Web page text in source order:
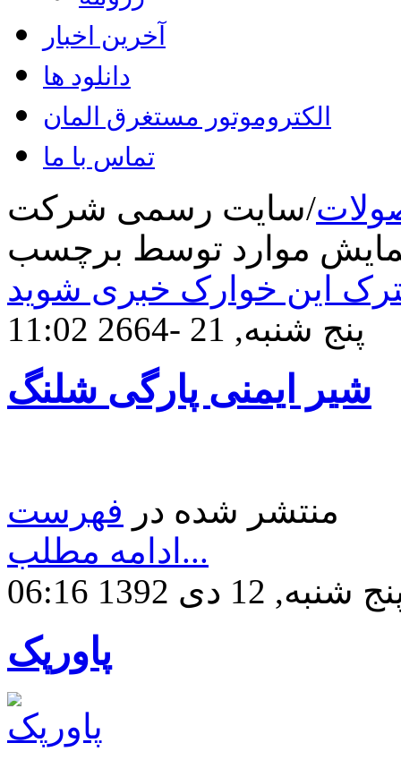
آخرین اخبار
دانلود ها
الکتروموتور مستغرق المان
تماس با ما
/سایت رسمی شرکت
این خوارک خبری شوید
پنج شنبه, 21 -2664 11:02
شیر ایمنی پارگی شلنگ
منتشر شده در فهرست
ادامه مطلب...
شنبه, 12 دی 1392 06:16
پاورپک